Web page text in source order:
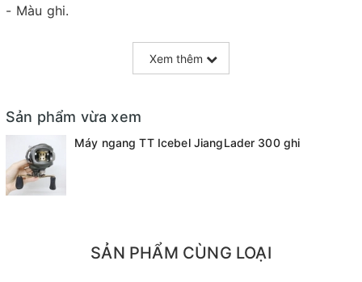
- Màu ghi.
Mọi thắc mắc liên hệ SĐT
: 098.138.9928 - 098.902.9066 - 090.565.6668 -
091.258.3939
CAM KẾT CỦA CỬA HÀNG CHÚNG TÔI
đặt mua của khách hàng
Xem thêm
Sản phẩm vừa xem
Máy ngang TT Icebel JiangLader 300 ghi
SẢN PHẨM CÙNG LOẠI